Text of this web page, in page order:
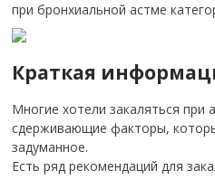
при бронхиальной астме
Краткая
Многие хотели закаляться при
сдерживающие факторы,
задуманное.
Есть ряд рекомендаций для